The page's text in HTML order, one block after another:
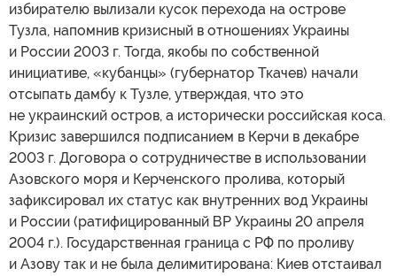
избирателю вылизали кусок перехода на острове
Тузла, напомнив кризисный в отношениях Украины
и России 2003 г. Тогда, якобы по собственной
инициативе, «кубанцы» (губернатор Ткачев) начали
отсыпать дамбу к Тузле, утверждая, что это
не украинский остров, а исторически российская коса.
Кризис завершился подписанием в Керчи в декабре
2003 г. Договора о сотрудничестве в использовании
Азовского моря и Керченского пролива, который
зафиксировал их статус как внутренних вод Украины
и России (ратифицированный ВР Украины 20 апреля
2004 г.). Государственная граница с РФ по проливу
и Азову так и не была делимитирована: Киев отстаивал